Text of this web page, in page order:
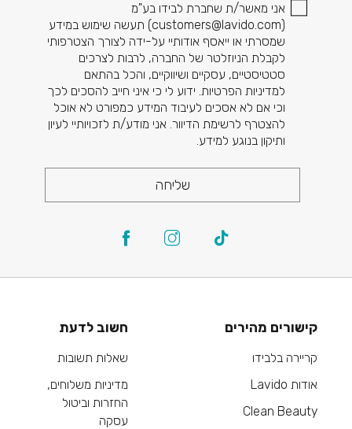
אני מאשר/ת שחברת לבידו בע"מ
(
customers@lavido.com) תעשה שימוש במידע
שמסרתי או ייאסף אודותיי על-ידה לצורך הצטרפותי
לקבלת הניוזלטר של החברה, לרבות לצרכים
סטטיסטיים, עסקיים ושיווקיים, והכל בהתאם
למדיניות הפרטיות. ידוע לי כי איני חייב להסכים לכך
וכי אם לא אסכים לעיבוד המידע כמפורט לא אוכל
להצטרף לרשימת הדיוור. אני מודע/ת לזכויותיי לעיון
ותיקון בנוגע למידע.
שליחה
קישורים מהירים
קריירה בלבידו
אודות Lavido
Clean Beauty
חשוב לדעת
שאלות תשובות
מדיניות משלוחים,
החזרות וביטול
עסקה